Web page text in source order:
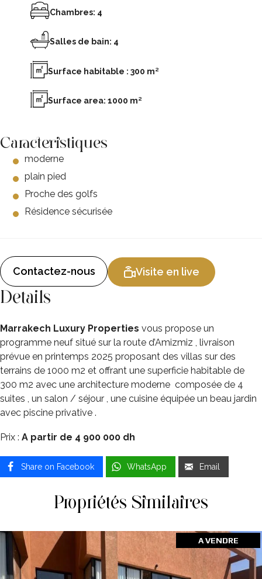
Chambres: 4
Salles de bain: 4
Surface habitable : 300 m²
Surface area: 1000 m²
Caracteristiques
moderne
plain pied
Proche des golfs
Résidence sécurisée
Contactez-nous Visite en live
Details
Marrakech Luxury Properties vous propose un
programme neuf situé sur la route d’Amizmiz , livraison
prévue en printemps 2025 proposant des villas sur des
terrains de 1000 m2 et offrant une superficie habitable de
300 m2 avec une architecture moderne composée de 4
suites , un salon / séjour , une cuisine équipée un beau jardin
avec piscine privative .
Prix : A partir de 4 900 000 dh
Share on Facebook WhatsApp Email
Propriétés Similaires
A VENDRE